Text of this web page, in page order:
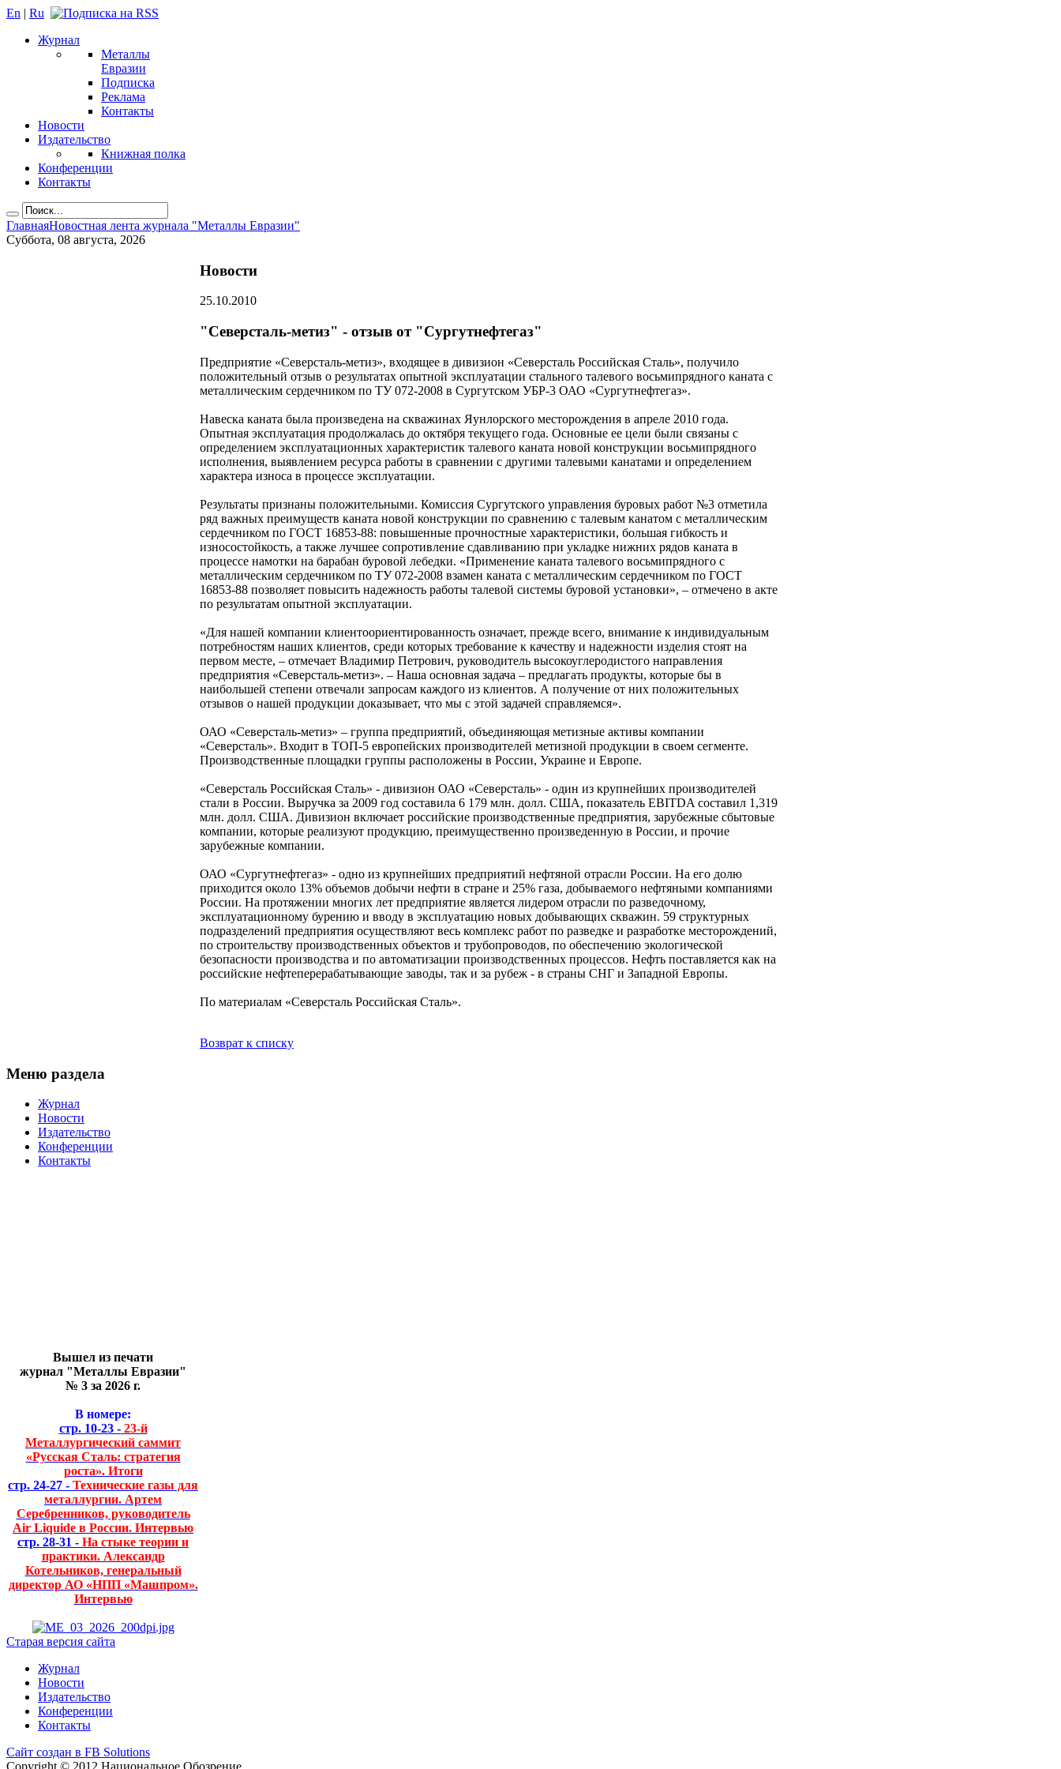
En | Ru
Журнал
Металлы
Евразии
Подписка
Реклама
Контакты
Новости
Издательство
Книжная полка
Конференции
Контакты
ГлавнаяНовостная лента журнала "Металлы Евразии"
Суббота, 08 августа, 2026
Новости
25.10.2010
"Северсталь-метиз" - отзыв от "Сургутнефтегаз"
Предприятие «Северсталь-метиз», входящее в дивизион «Северсталь Российская Сталь», получило
положительный отзыв о результатах опытной эксплуатации стального талевого восьмипрядного каната с
металлическим сердечником по ТУ 072-2008 в Сургутском УБР-3 ОАО «Сургутнефтегаз».
Навеска каната была произведена на скважинах Яунлорского месторождения в апреле 2010 года.
Опытная эксплуатация продолжалась до октября текущего года. Основные ее цели были связаны с
определением эксплуатационных характеристик талевого каната новой конструкции восьмипрядного
исполнения, выявлением ресурса работы в сравнении с другими талевыми канатами и определением
характера износа в процессе эксплуатации.
Результаты признаны положительными. Комиссия Сургутского управления буровых работ №3 отметила
ряд важных преимуществ каната новой конструкции по сравнению с талевым канатом с металлическим
сердечником по ГОСТ 16853-88: повышенные прочностные характеристики, большая гибкость и
износостойкость, а также лучшее сопротивление сдавливанию при укладке нижних рядов каната в
процессе намотки на барабан буровой лебедки. «Применение каната талевого восьмипрядного с
металлическим сердечником по ТУ 072-2008 взамен каната с металлическим сердечником по ГОСТ
16853-88 позволяет повысить надежность работы талевой системы буровой установки», – отмечено в акте
по результатам опытной эксплуатации.
«Для нашей компании клиентоориентированность означает, прежде всего, внимание к индивидуальным
потребностям наших клиентов, среди которых требование к качеству и надежности изделия стоят на
первом месте, – отмечает Владимир Петрович, руководитель высокоуглеродистого направления
предприятия «Северсталь-метиз». – Наша основная задача – предлагать продукты, которые бы в
наибольшей степени отвечали запросам каждого из клиентов. А получение от них положительных
отзывов о нашей продукции доказывает, что мы с этой задачей справляемся».
ОАО «Северсталь-метиз» – группа предприятий, объединяющая метизные активы компании
«Северсталь». Входит в ТОП-5 европейских производителей метизной продукции в своем сегменте.
Производственные площадки группы расположены в России, Украине и Европе.
«Северсталь Российская Сталь» - дивизион ОАО «Северсталь» - один из крупнейших производителей
стали в России. Выручка за 2009 год составила 6 179 млн. долл. США, показатель EBITDA составил 1,319
млн. долл. США. Дивизион включает российские производственные предприятия, зарубежные сбытовые
компании, которые реализуют продукцию, преимущественно произведенную в России, и прочие
зарубежные компании.
ОАО «Сургутнефтегаз» - одно из крупнейших предприятий нефтяной отрасли России. На его долю
приходится около 13% объемов добычи нефти в стране и 25% газа, добываемого нефтяными компаниями
России. На протяжении многих лет предприятие является лидером отрасли по разведочному,
эксплуатационному бурению и вводу в эксплуатацию новых добывающих скважин. 59 структурных
подразделений предприятия осуществляют весь комплекс работ по разведке и разработке месторождений,
по строительству производственных объектов и трубопроводов, по обеспечению экологической
безопасности производства и по автоматизации производственных процессов. Нефть поставляется как на
российские нефтеперерабатывающие заводы, так и за рубеж - в страны СНГ и Западной Европы.
По материалам «Северсталь Российская Сталь».
Возврат к списку
Меню раздела
Журнал
Новости
Издательство
Конференции
Контакты
Вышел из печати
журнал "Металлы Евразии"
№ 3 за 2026 г.
В номере:
стр. 10-23 -23-й
Металлургический саммит
«Русская Сталь: стратегия
роста». Итоги
стр. 24-27 - Технические газы для
металлургии. Артем
Серебренников, руководитель
Air Liquide в России. Интервью
стр. 28-31 - На стыке теории и
практики. Александр
Котельников, генеральный
директор АО «НПП «Машпром».
Интервью
Старая версия сайта
Журнал
Новости
Издательство
Конференции
Контакты
Сайт создан в FB Solutions